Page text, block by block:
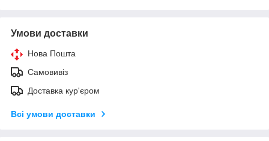
Умови доставки
Нова Пошта
Самовивіз
Доставка кур'єром
Всі умови доставки